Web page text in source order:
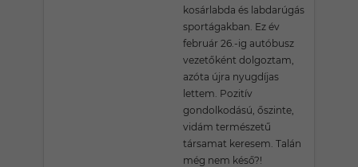
kosárlabda és labdarúgás
sportágakban. Ez év
február 26.-ig autóbusz
vezetőként dolgoztam,
azóta újra nyugdíjas
lettem. Pozitív
gondolkodású, őszinte,
vidám természetű
társamat keresem. Talán
még nem késő?!